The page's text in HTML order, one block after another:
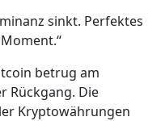
sinkt. Perfektes
betrug am
Rückgang. Die
Kryptowährungen